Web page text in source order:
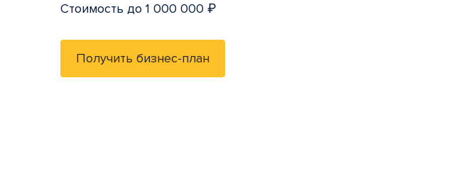
Стоимость до 1 000 000 ₽
Получить бизнес-план